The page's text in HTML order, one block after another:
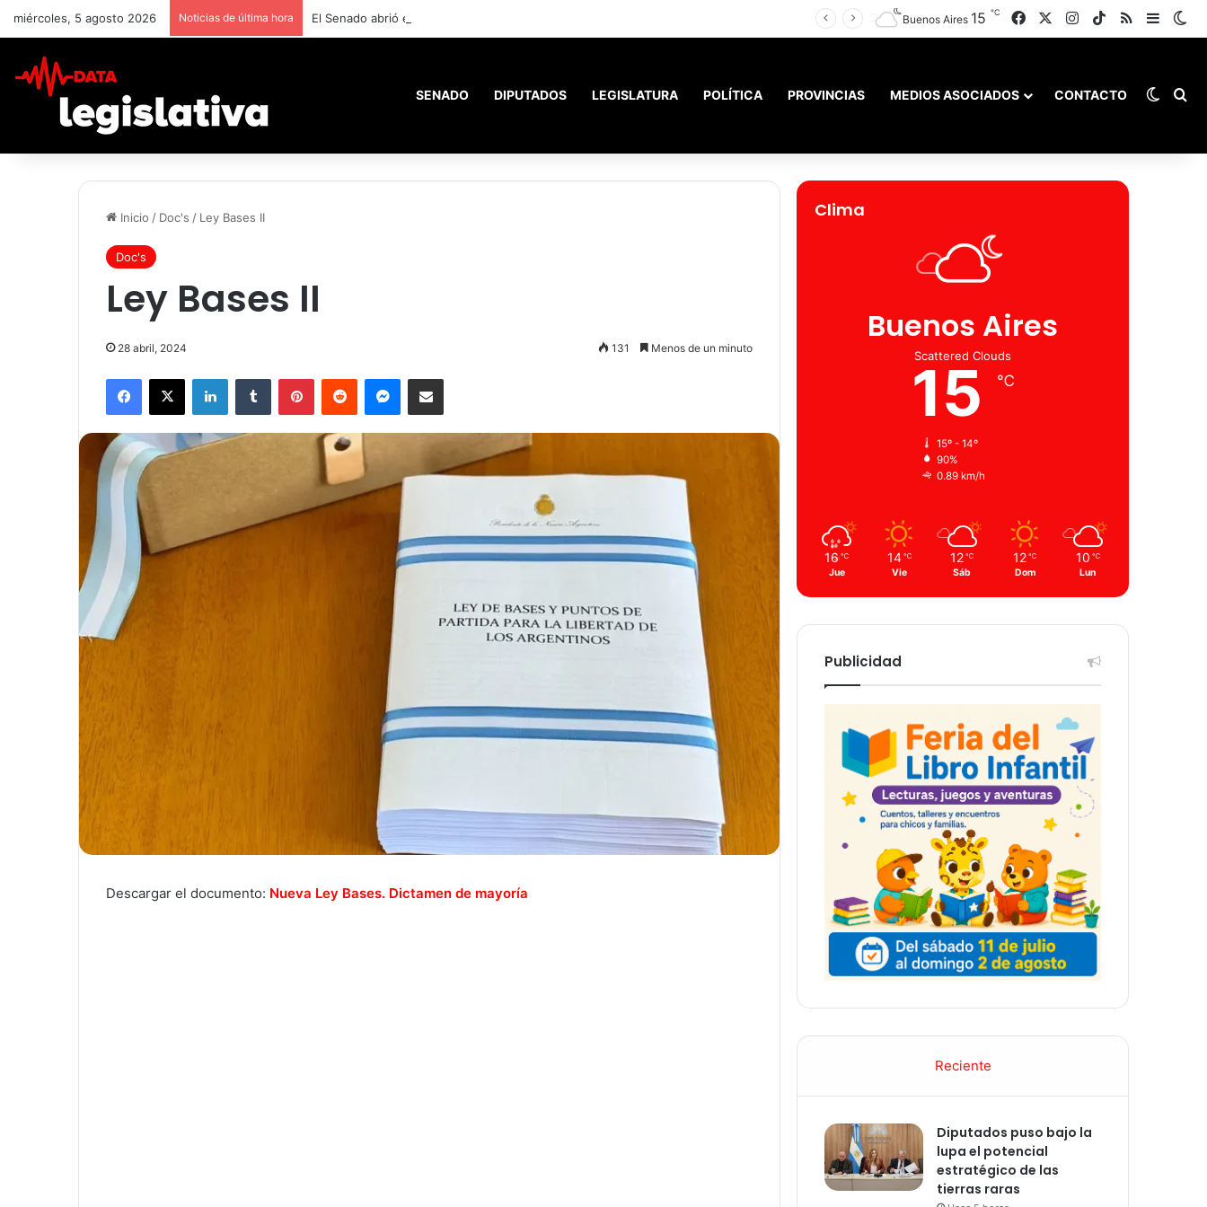
miércoles, 5 agosto 2026 Noticias de última hora El Senado abrió el debate del Súper RIGI y convocó a funcionarios de Economía Buenos Aires 15 ℃ FacebookInstagram
TikTok
RSSBarra
SENADO DIPUTADOS LEGISLATURA POLÍTICA PROVINCIAS MEDIOS ASOCIADOS CONTACTO
Inicio / Doc's / Ley Bases II
Doc's
Ley Bases II
28 abril, 2024 131 Menos de un minuto
Facebook
X LinkedInTumblr PinterestReddit MessengerCompartir por correo electrónico
Descargar el documento: Nueva Ley Bases. Dictamen de mayoría
Clima
Buenos Aires
Scattered Clouds
15 ℃
15º - 14º
90%
0.89 km/h
16 ℃
Jue
14 ℃
Vie
12 ℃
Sáb
12 ℃
Dom
10 ℃
Lun
Publicidad
Reciente
Diputados puso bajo la
lupa el potencial
estratégico de las
tierras raras